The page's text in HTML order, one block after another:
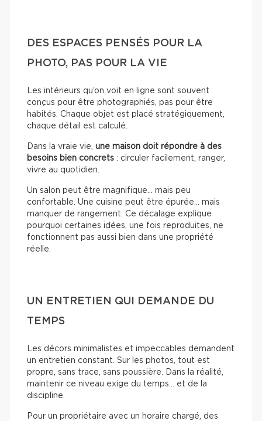
DES ESPACES PENSÉS POUR LA
PHOTO, PAS POUR LA VIE
Les intérieurs qu’on voit en ligne sont souvent
conçus pour être photographiés, pas pour être
habités. Chaque objet est placé stratégiquement,
chaque détail est calculé.
Dans la vraie vie, une maison doit répondre à des
besoins bien concrets : circuler facilement, ranger,
vivre au quotidien.
Un salon peut être magnifique… mais peu
confortable. Une cuisine peut être épurée… mais
manquer de rangement. Ce décalage explique
pourquoi certaines idées, une fois reproduites, ne
fonctionnent pas aussi bien dans une propriété
réelle.
UN ENTRETIEN QUI DEMANDE DU
TEMPS
Les décors minimalistes et impeccables demandent
un entretien constant. Sur les photos, tout est
propre, sans trace, sans poussière. Dans la réalité,
maintenir ce niveau exige du temps… et de la
discipline.
Pour un propriétaire avec un horaire chargé, des